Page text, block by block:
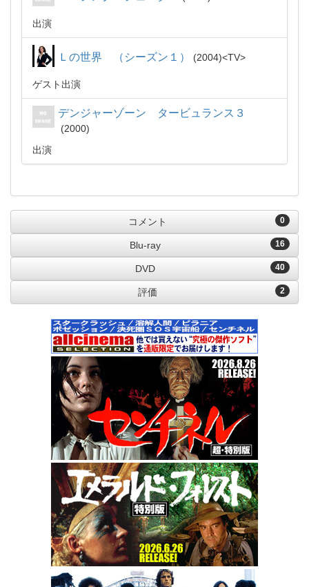
出演
Ｌの世界 （シーズン１） 2004 TV
ゲスト出演
デンジャーゾーン タービュランス３
2000
出演
0
コメント
16
Blu-ray
40
DVD
2
評価